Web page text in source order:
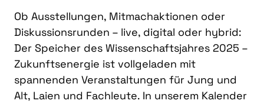
Ob Ausstellungen, Mitmachaktionen oder
Diskussionsrunden – live, digital oder hybrid:
Der Speicher des Wissenschaftsjahres 2025 –
Zukunftsenergie ist vollgeladen mit
spannenden Veranstaltungen für Jung und
Alt, Laien und Fachleute. In unserem Kalender